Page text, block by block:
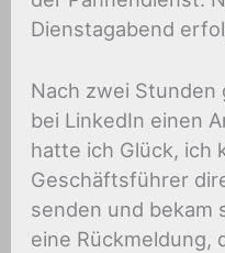
Dienstagabend
Nach zwei Stunden
bei LinkedIn einen
hatte ich Glück, ich
Geschäftsführer
senden und bekam
eine Rückmeldung,